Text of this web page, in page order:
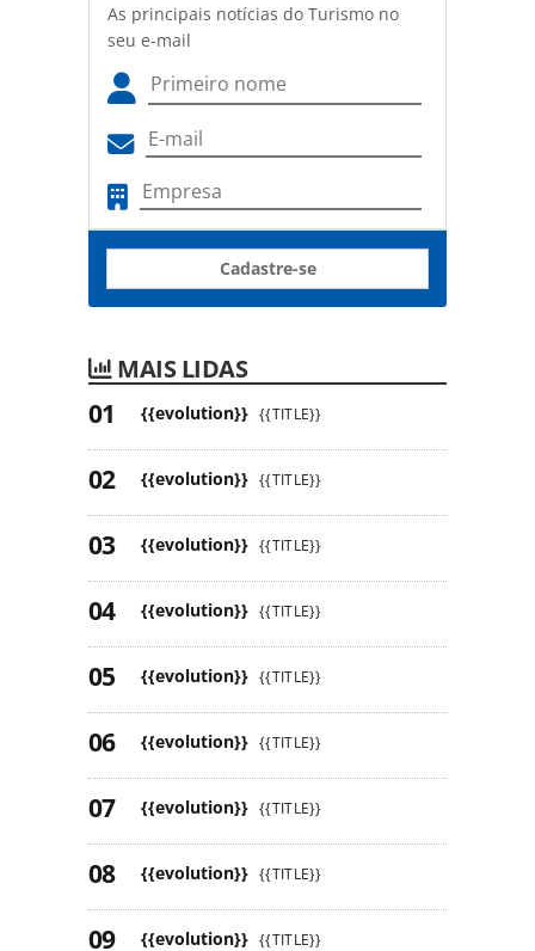
As principais notícias do Turismo no
seu e-mail
Cadastre-se
MAIS LIDAS
{{evolution}} {{TITLE}}
{{evolution}} {{TITLE}}
{{evolution}} {{TITLE}}
{{evolution}} {{TITLE}}
{{evolution}} {{TITLE}}
{{evolution}} {{TITLE}}
{{evolution}} {{TITLE}}
{{evolution}} {{TITLE}}
{{evolution}} {{TITLE}}